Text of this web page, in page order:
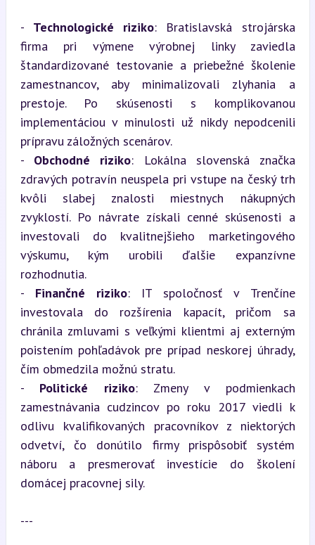
- Technologické riziko: Bratislavská strojárska
firma pri výmene výrobnej linky zaviedla
štandardizované testovanie a priebežné školenie
zamestnancov, aby minimalizovali zlyhania a
prestoje. Po skúsenosti s komplikovanou
implementáciou v minulosti už nikdy nepodcenili
prípravu záložných scenárov.
- Obchodné riziko: Lokálna slovenská značka
zdravých potravín neuspela pri vstupe na český trh
kvôli slabej znalosti miestnych nákupných
zvyklostí. Po návrate získali cenné skúsenosti a
investovali do kvalitnejšieho marketingového
výskumu, kým urobili ďalšie expanzívne
rozhodnutia.
- Finančné riziko: IT spoločnosť v Trenčíne
investovala do rozšírenia kapacít, pričom sa
chránila zmluvami s veľkými klientmi aj externým
poistením pohľadávok pre prípad neskorej úhrady,
čím obmedzila možnú stratu.
- Politické riziko: Zmeny v podmienkach
zamestnávania cudzincov po roku 2017 viedli k
odlivu kvalifikovaných pracovníkov z niektorých
odvetví, čo donútilo firmy prispôsobiť systém
náboru a presmerovať investície do školení
domácej pracovnej sily.
---